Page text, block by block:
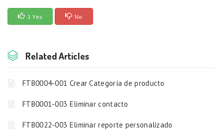
1 Yes No
Related Articles
FTB0004-001 Crear Categoría de producto
FTB0001-003 Eliminar contacto
FTB0022-003 Eliminar reporte personalizado